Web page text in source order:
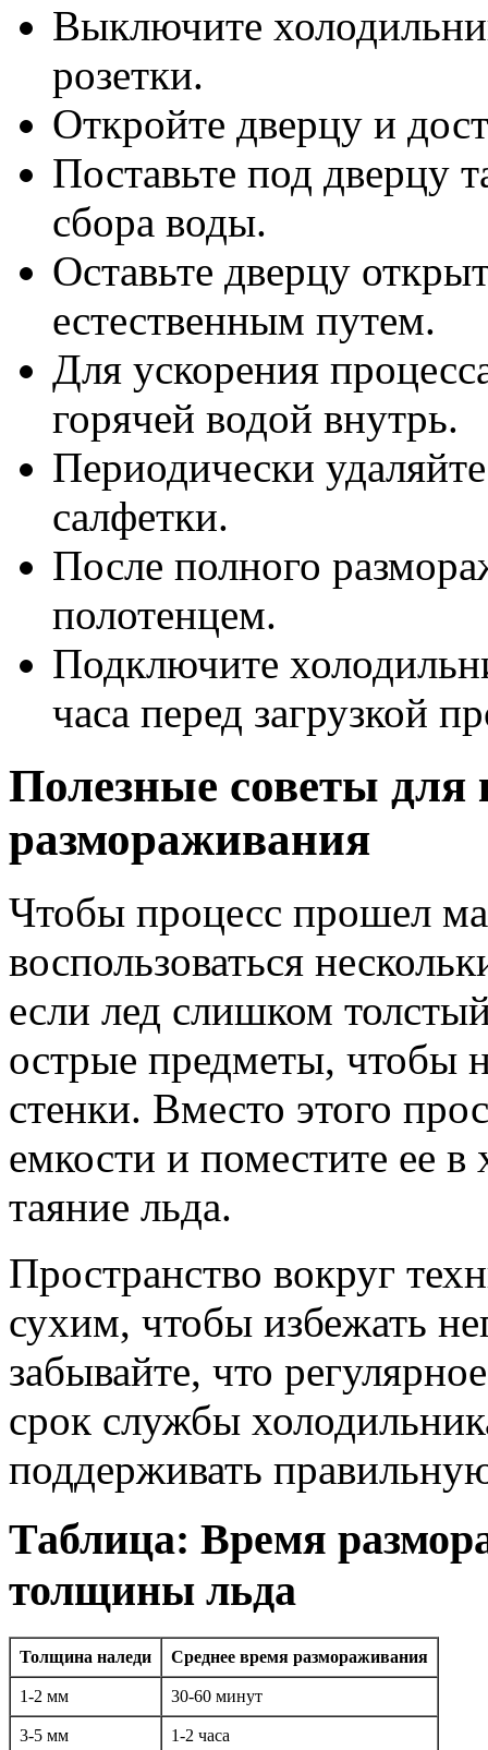
Выключите
розетки.
Откройте дверцу и
Поставьте под дверцу
сбора воды.
Оставьте дверцу
естественным путем.
Для ускорения
горячей водой внутрь.
Периодически
салфетки.
После полного
полотенцем.
Подключите
часа перед загрузкой
Полезные советы для
размораживания
Чтобы процесс прошел
воспользоваться
если лед слишком
острые предметы, чтобы
стенки. Вместо этого
емкости и поместите ее в
таяние льда.
Пространство вокруг
сухим, чтобы избежать
забывайте, что
срок службы
поддерживать
Таблица: Время
толщины льда
Толщина наледи Среднее время размораживания
1-2 мм 30-60 минут
3-5 мм 1-2 часа